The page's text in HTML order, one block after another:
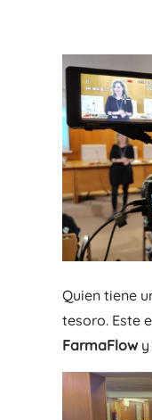
Quien tiene
tesoro. Este
FarmaFlowy